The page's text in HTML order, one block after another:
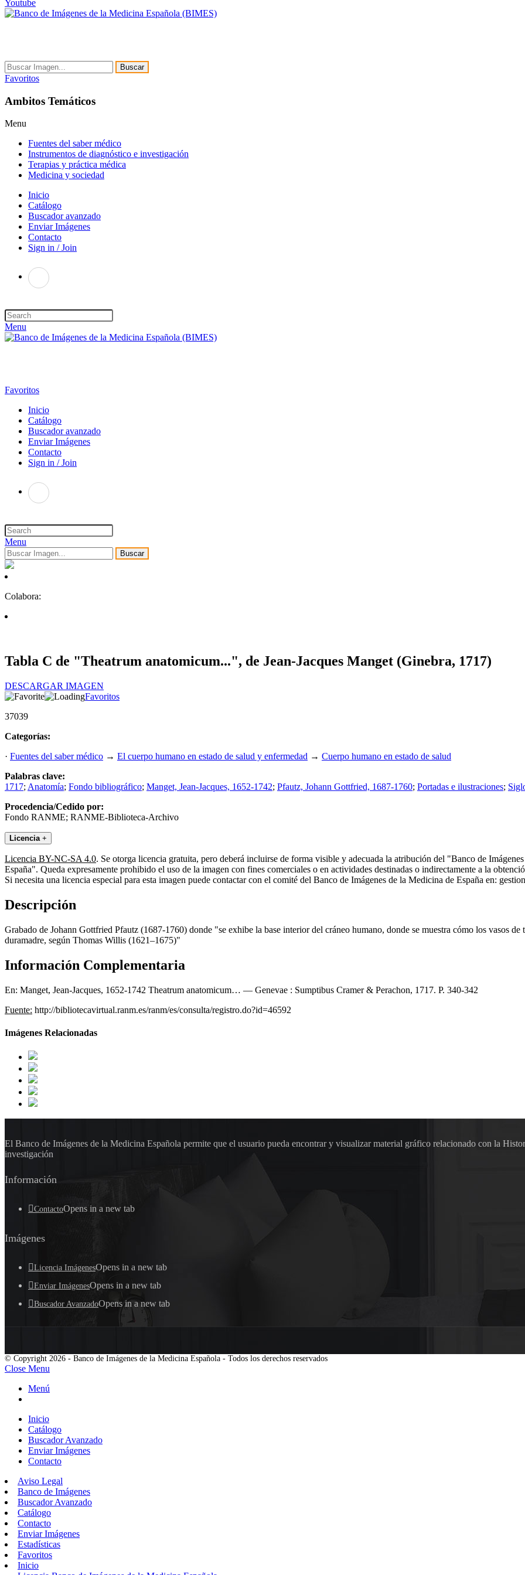
Youtube
Buscar
Favoritos
Ambitos Temáticos
Menu
Fuentes del saber médico
Instrumentos de diagnóstico e investigación
Terapias y práctica médica
Medicina y sociedad
Inicio
Catálogo
Buscador avanzado
Enviar Imágenes
Contacto
Sign in / Join
Menu
Favoritos
Inicio
Catálogo
Buscador avanzado
Enviar Imágenes
Contacto
Sign in / Join
Menu
Buscar
Colabora:
Tabla C de "Theatrum anatomicum...", de Jean-Jacques Manget (Ginebra, 1717)
DESCARGAR IMAGEN
Favoritos
37039
Categorías:
· Fuentes del saber médico → El cuerpo humano en estado de salud y enfermedad → Cuerpo humano en estado de salud
Palabras clave:
1717; Anatomía; Fondo bibliográfico; Manget, Jean-Jacques, 1652-1742; Pfautz, Johann Gottfried, 1687-1760; Portadas e ilustraciones;
Procedencia/Cedido por:
Fondo RANME; RANME-Biblioteca-Archivo
Licencia +
Licencia BY-NC-SA 4.0. Se otorga licencia gratuita, pero deberá incluirse de forma visible y adecuada la atribución del "Banco de
España". Queda expresamente prohibido el uso de la imagen con fines comerciales o en actividades destinadas o indirectamente a la
Si necesita una licencia especial para esta imagen puede contactar con el comité del Banco de Imágenes de la Medicina de España en:
Descripción
Grabado de Johann Gottfried Pfautz (1687-1760) donde "se exhibe la base interior del cráneo humano, donde se muestra cómo los vasos
duramadre, según Thomas Willis (1621–1675)"
Información Complementaria
En: Manget, Jean-Jacques, 1652-1742 ‌Theatrum anatomicum… — Genevae : Sumptibus Cramer & Perachon, 1717. P. 340-342
Fuente: http://bibliotecavirtual.ranm.es/ranm/es/consulta/registro.do?id=46592
Imágenes Relacionadas
El Banco de Imágenes de la Medicina Española permite que el usuario pueda encontrar y visualizar material gráfico relacionado con la
investigación
Información
ContactoOpens in a new tab
Imágenes
Licencia ImágenesOpens in a new tab
Enviar ImágenesOpens in a new tab
Buscador AvanzadoOpens in a new tab
© Copyright 2026 - Banco de Imágenes de la Medicina Española - Todos los derechos reservados
Close Menu
Menú
Inicio
Catálogo
Buscador Avanzado
Enviar Imágenes
Contacto
Aviso Legal
Banco de Imágenes
Buscador Avanzado
Catálogo
Contacto
Enviar Imágenes
Estadísticas
Favoritos
Inicio